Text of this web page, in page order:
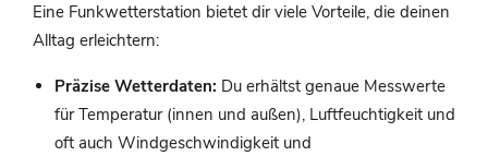
Eine Funkwetterstation bietet dir viele Vorteile, die deinen
Alltag erleichtern:
Präzise Wetterdaten: Du erhältst genaue Messwerte
für Temperatur (innen und außen), Luftfeuchtigkeit und
oft auch Windgeschwindigkeit und